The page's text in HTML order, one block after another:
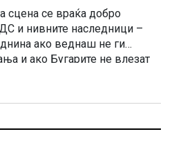
сцена се враќа добро
и нивните наследници –
ако веднаш не ги
и ако Бугарите не влезат
денес настапува како
не постои друга опција, ниту